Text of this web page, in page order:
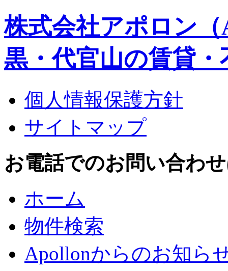
株式会社アポロン
黒・代官山の賃貸・
個人情報保護方針
サイトマップ
お電話でのお問い合わ
ホーム
物件検索
Apollonからのお知ら